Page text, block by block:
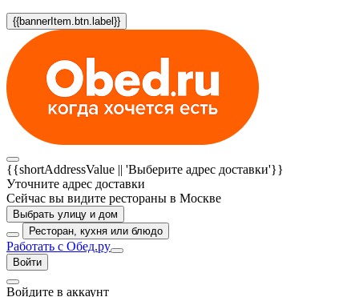
{{bannerItem.btn.label}}
{{shortAddressValue || 'Выберите адрес доставки'}}
Уточните адрес доставки
Сейчас вы видите рестораны в Москве
Выбрать улицу и дом
Ресторан, кухня или блюдо
Работать с Обед.ру
Войти
Войдите в аккаунт